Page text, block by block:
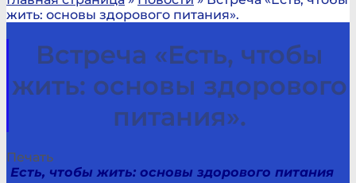
жить: основы здорового питания».
Встреча «Есть, чтобы
жить: основы здорового
питания».
Печать
Есть, чтобы жить: основы здорового питания